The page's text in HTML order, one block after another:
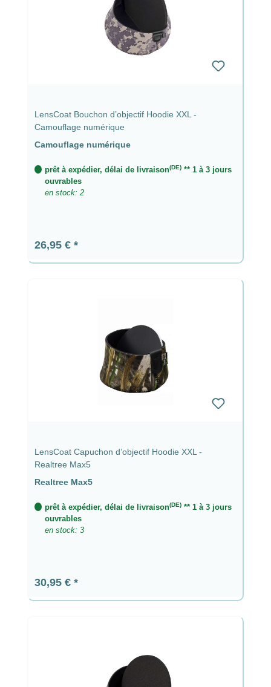
LensCoat Bouchon d’objectif Hoodie XXL -
Camouflage numérique
Camouflage numérique
prêt à expédier, délai de livraison(DE)** 1 à 3 jours
ouvrables
en stock: 2
Prix régulier :
26,95 €
LensCoat Capuchon d’objectif Hoodie XXL -
Realtree Max5
Realtree Max5
prêt à expédier, délai de livraison(DE)** 1 à 3 jours
ouvrables
en stock: 3
Prix régulier :
30,95 €